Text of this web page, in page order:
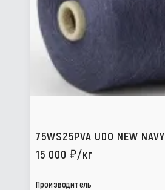
75WS25PVA UDO NEW NAVY
15 000
/кг
Производитель